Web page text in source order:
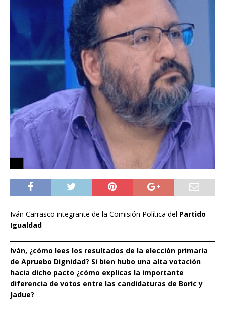
Iván Carrasco integrante de la Comisión Política del Partido
Igualdad
Iván, ¿cómo lees los resultados de la elección primaria
de Apruebo Dignidad? Si bien hubo una alta votación
hacia dicho pacto ¿cómo explicas la importante
diferencia de votos entre las candidaturas de Boric y
Jadue?